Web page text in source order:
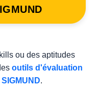
ou des aptitudes
outils d'évaluation
.